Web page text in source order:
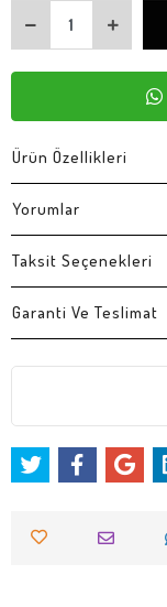
Ürün Özellikleri
Yorumlar
Taksit Seçenekleri
Garanti Ve Teslimat